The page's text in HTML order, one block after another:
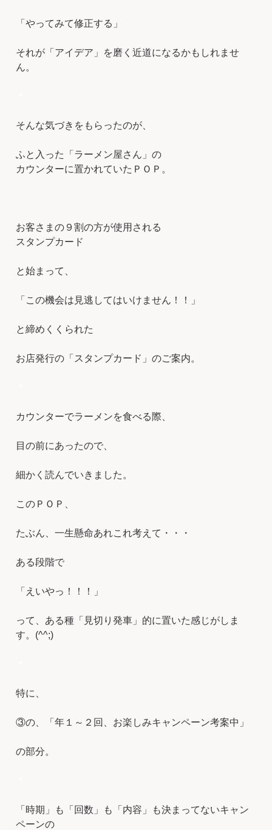
「やってみて修正する」
それが「アイデア」を磨く近道になるかもしれませ
ん。
そんな気づきをもらったのが、
ふと入った「ラーメン屋さん」の
カウンターに置かれていたＰＯＰ。
お客さまの９割の方が使用される
スタンプカード
と始まって、
「この機会は見逃してはいけません！！」
と締めくくられた
お店発行の「スタンプカード」のご案内。
カウンターでラーメンを食べる際、
目の前にあったので、
細かく読んでいきました。
このＰＯＰ、
たぶん、一生懸命あれこれ考えて・・・
ある段階で
「えいやっ！！！」
って、ある種「見切り発車」的に置いた感じがしま
す。(^^;)
特に、
③の、「年１～２回、お楽しみキャンペーン考案中」
の部分。
「時期」も「回数」も「内容」も決まってないキャン
ペーンの